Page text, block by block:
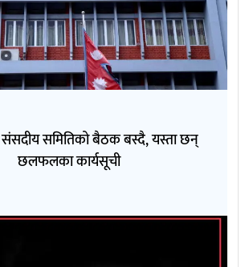
समितिको बैठक बस्दै, यस्ता छन्
छलफलका कार्यसूची